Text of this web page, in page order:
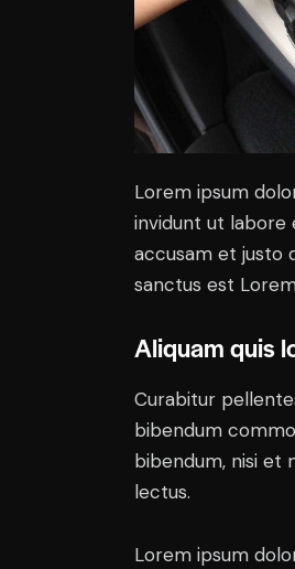
Lorem ipsum
invidunt ut labore
accusam et justo
sanctus est
Aliquam quis
Curabitur
bibendum
bibendum, nisi et
lectus.
Lorem ipsum